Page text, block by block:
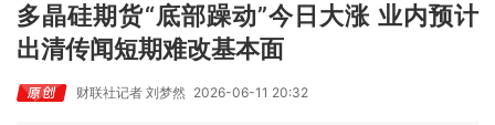
多晶硅期货“底部躁动”今日大涨 业内预计
出清传闻短期难改基本面
财联社记者 刘梦然 2026-06-11 20:32